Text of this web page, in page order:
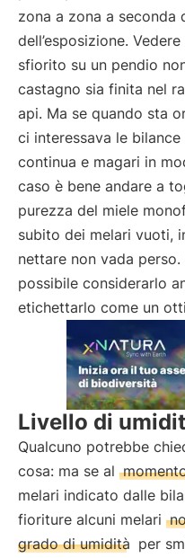
zona a zona a seconda
dell’esposizione.
sfiorito su un pendio
castagno sia finita nel
api. Ma se quando sta
ci interessava le
continua e magari in
caso è bene andare a
purezza del miele
subito dei melari vuoti,
nettare non vada
possibile considerarlo
etichettarlo come un
Livello di
Qualcuno potrebbe
cosa: ma se al
melari indicato dalle
fioriture alcuni melari
grado di umidità per